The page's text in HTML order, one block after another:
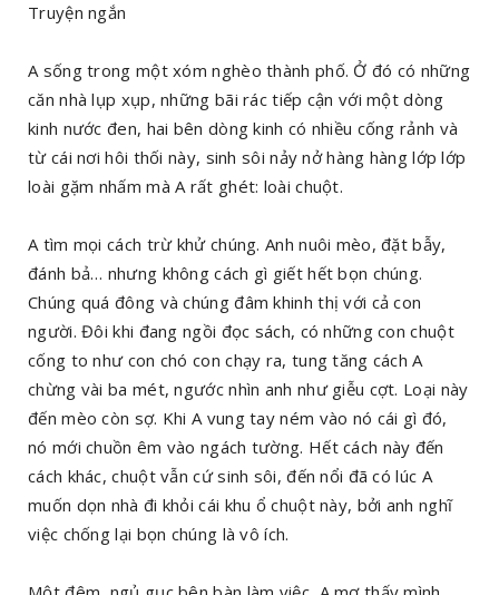
Truyện ngắn
A sống trong một xóm nghèo thành phố. Ở đó có những
căn nhà lụp xụp, những bãi rác tiếp cận với một dòng
kinh nước đen, hai bên dòng kinh có nhiều cống rảnh và
từ cái nơi hôi thối này, sinh sôi nảy nở hàng hàng lớp lớp
loài gặm nhấm mà A rất ghét: loài chuột.
A tìm mọi cách trừ khử chúng. Anh nuôi mèo, đặt bẫy,
đánh bả… nhưng không cách gì giết hết bọn chúng.
Chúng quá đông và chúng đâm khinh thị với cả con
người. Đôi khi đang ngồi đọc sách, có những con chuột
cống to như con chó con chạy ra, tung tăng cách A
chừng vài ba mét, ngước nhìn anh như giễu cợt. Loại này
đến mèo còn sợ. Khi A vung tay ném vào nó cái gì đó,
nó mới chuồn êm vào ngách tường. Hết cách này đến
cách khác, chuột vẫn cứ sinh sôi, đến nổi đã có lúc A
muốn dọn nhà đi khỏi cái khu ổ chuột này, bởi anh nghĩ
việc chống lại bọn chúng là vô ích.